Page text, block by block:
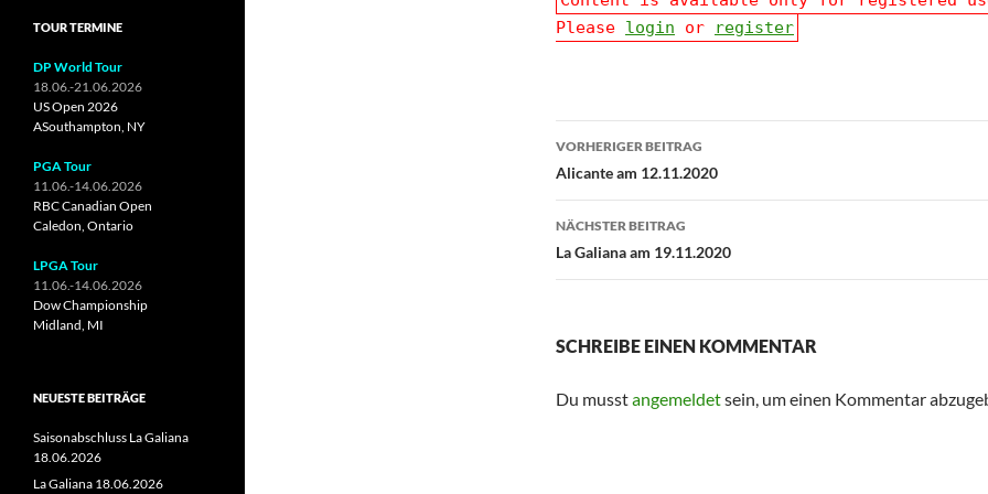
Please login or register
Beitragsnavigation
VORHERIGER BEITRAG
Alicante am 12.11.2020
NÄCHSTER BEITRAG
La Galiana am 19.11.2020
SCHREIBE EINEN KOMMENTAR
Du musstangemeldetsein, um einen Kommentar
TOUR TERMINE
DP World Tour
18.06.-21.06.2026
US Open 2026
ASouthampton, NY
PGA Tour
11.06.-14.06.2026
RBC Canadian Open
Caledon, Ontario
LPGA Tour
11.06.-14.06.2026
Dow Championship
Midland, MI
NEUESTE BEITRÄGE
Saisonabschluss La Galiana
18.06.2026
La Galiana 18.06.2026